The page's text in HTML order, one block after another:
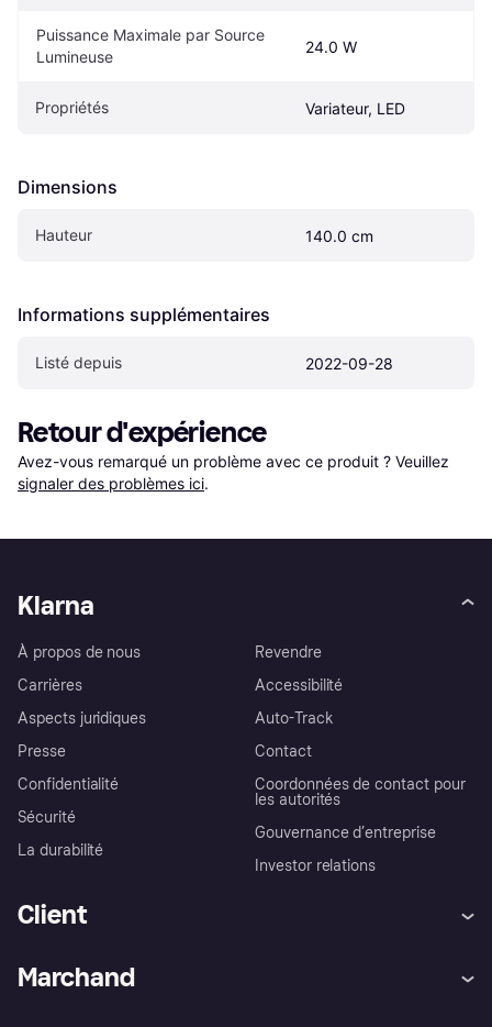
Puissance Maximale par Source
Lumineuse
24.0 W
Propriétés Variateur, LED
Dimensions
Hauteur 140.0 cm
Informations supplémentaires
Listé depuis 2022-09-28
Retour d'expérience
Avez-vous remarqué un problème avec ce produit ? Veuillez
signaler des problèmes ici.
Klarna
À propos de nous
Carrières
Aspects juridiques
Presse
Confidentialité
Sécurité
La durabilité
Revendre
Accessibilité
Auto-Track
Contact
Coordonnées de contact pour
les autorités
Gouvernance d’entreprise
Investor relations
Client
Marchand